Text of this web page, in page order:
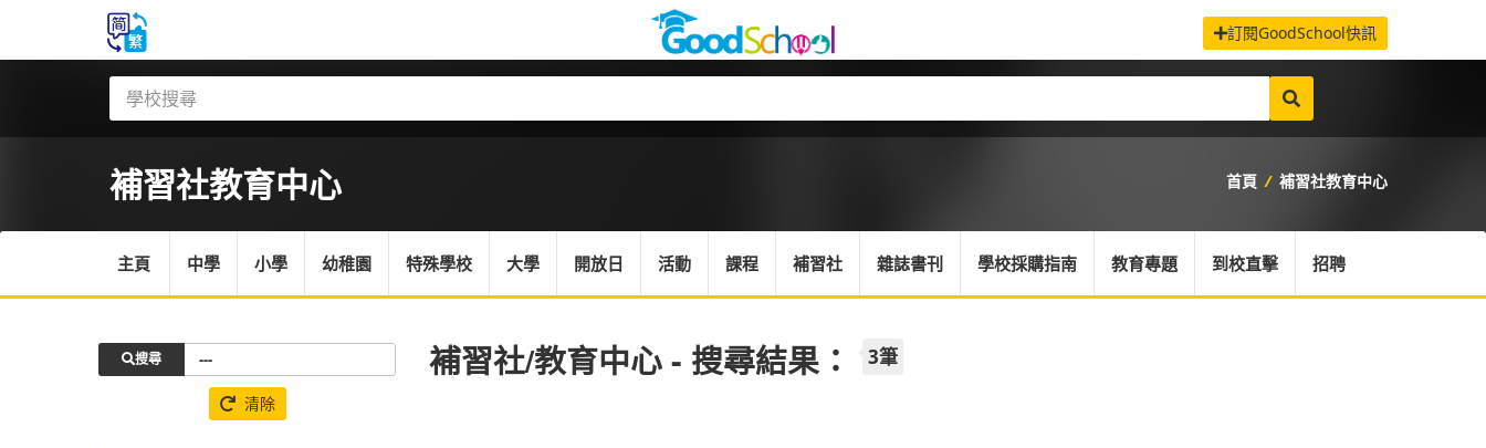
訂閱GoodSchool快訊
補習社教育中心 首頁 / 補習社教育中心
主頁 中學 小學 幼稚園 特殊學校 大學 開放日 活動 課程 補習社 雜誌書刊 學校採購指南 教育專題 到校直擊 招聘
補習社/教育中心 - 搜尋結果： 3筆
搜尋
清除